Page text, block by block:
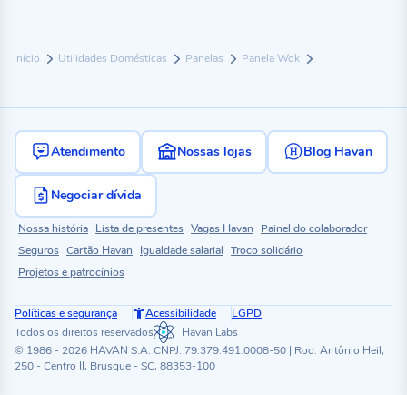
Início Utilidades Domésticas Panelas Panela Wok
Atendimento Nossas lojas Blog Havan
Negociar dívida
Nossa história Lista de presentes Vagas Havan
Painel do colaborador
Seguros Cartão Havan Igualdade salarial Troco solidário
Projetos e patrocínios
Políticas e segurança Acessibilidade
LGPD
Todos os direitos reservados
Havan Labs
© 1986 - 2026 HAVAN S.A. CNPJ: 79.379.491.0008-50 | Rod. Antônio Heil,
250 - Centro II, Brusque - SC, 88353-100